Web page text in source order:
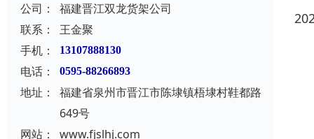
公司：
福建晋江双龙货架公司
联系：
王金聚
手机：
13107888130
电话： 0595-88266893
地址：
福建省泉州市晋江市陈埭镇梧埭村鞋都路
649号
网站：
www.fjslhj.com